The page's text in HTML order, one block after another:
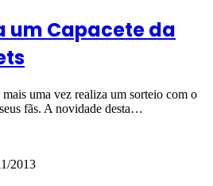
um Capacete da
uma vez realiza um sorteio com o
fãs. A novidade desta…
2013